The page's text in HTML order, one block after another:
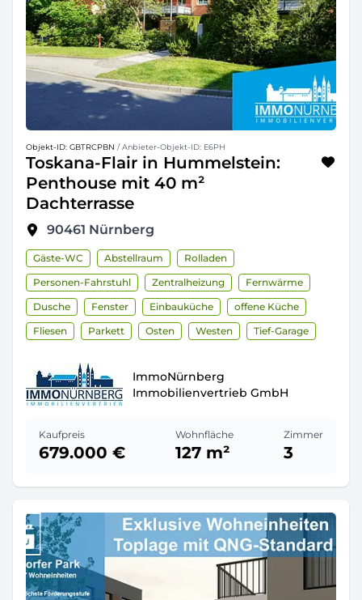
Objekt-ID: GBTRCPBN / Anbieter-Objekt-ID: E6PH
Toskana-Flair in Hummelstein:
Penthouse mit 40 m²
Dachterrasse
90461 Nürnberg
Gäste-WC Abstellraum
Rolladen
Personen-Fahrstuhl
Zentralheizung
Fernwärme
Dusche
Fenster Einbauküche
offene Küche
Fliesen
Parkett Osten Westen Tief-Garage
ImmoNürnberg
Immobilienvertrieb GmbH
Kaufpreis
679.000 €
Wohnfläche
127 m²
Zimmer
3